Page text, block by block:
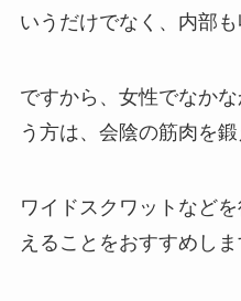
いうだけでなく、内部も
ですから、女性でなか
う方は、会陰の筋肉を
ワイドスクワットなど
えることをおすすめしま